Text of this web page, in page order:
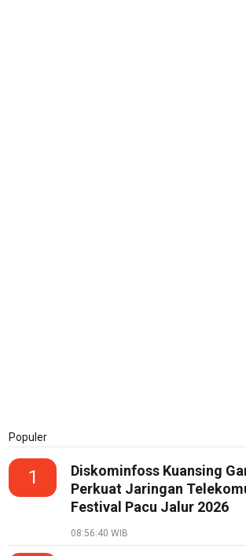
Populer
1
Diskominfoss Kuansing
Perkuat Jaringan
Festival Pacu Jalur 2026
08:56:40 WIB